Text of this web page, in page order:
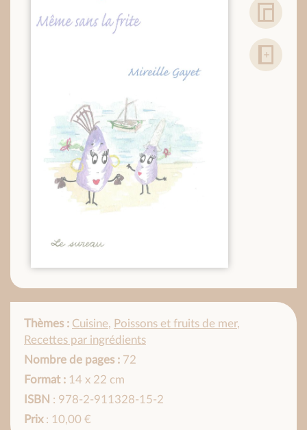
Thèmes : Cuisine, Poissons et fruits de mer,
Recettes par ingrédients
Nombre de pages : 72
Format : 14 x 22 cm
ISBN : 978-2-911328-15-2
Prix: 10,00 €